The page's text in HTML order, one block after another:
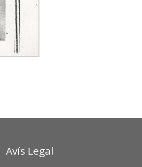
Avís Legal